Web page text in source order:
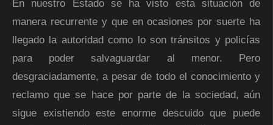
En nuestro Estado se ha visto esta situación de
manera recurrente y que en ocasiones por suerte ha
llegado la autoridad como lo son tránsitos y policías
para poder salvaguardar al menor. Pero
desgraciadamente, a pesar de todo el conocimiento y
reclamo que se hace por parte de la sociedad, aún
sigue existiendo este enorme descuido que puede